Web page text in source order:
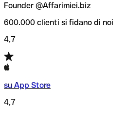
Founder @Affarimiei.biz
600.000 clienti si fidano di noi
4,7
su App Store
4,7